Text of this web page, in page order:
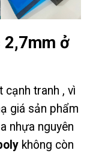
2,7mm ở
tranh , vì
giá sản phẩm
nhựa nguyên
không còn